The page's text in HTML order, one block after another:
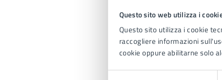
Questo sito web utilizza i
Questo sito utilizza i cookie
raccogliere informazioni
cookie oppure abilitarne solo
A